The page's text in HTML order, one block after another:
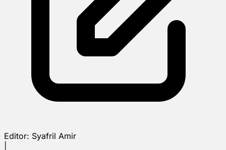
Editor: Syafril Amir